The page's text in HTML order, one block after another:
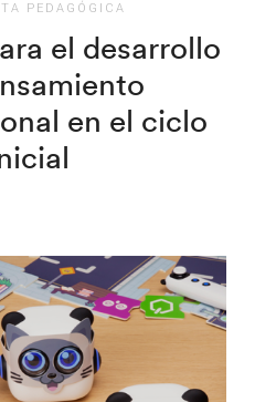
PEDAGÓGICA
el desarrollo
en el ciclo